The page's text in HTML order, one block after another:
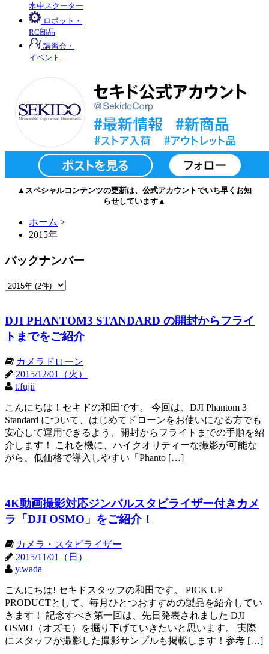
水中スクーター
ロボット・
RC部品
講習会・
イベント
▲スペシャルコンテンツの更新は、公式アカウントでいち早くお知
らせしています▲
ホーム >
2015年
バックナンバー
DJI PHANTOM3 STANDARD の開封からフライ
トまでをご紹介
カメラドローン
2015/12/01（火）
t.fujii
こんにちは！セキドの和田です。 今回は、DJI Phantom 3
Standard について、はじめてドローンをお使いになる方でも
安心して運用できるよう、開封からフライトまでの手順を紹
介します！ これを機に、ハイクオリティーな撮影が可能な
がら、低価格で導入しやすい「Phanto […]
4K動画撮影対応ジンバルスタビライザー付きカメ
ラ「DJI OSMO」をご紹介！
カメラ・スタビライザー
2015/11/01（日）
y.wada
こんにちは! セキドスタッフの和田です。 PICK UP
PRODUCTとして、毎月ひとつおすすめの製品を紹介してい
きます！ 記念すべき第一回は、先日発表されました DJI
OSMO（オズモ）を掘り下げていきたいと思います。 実際
にスタッフが撮影した撮影サンプルも掲載します！参考 […]